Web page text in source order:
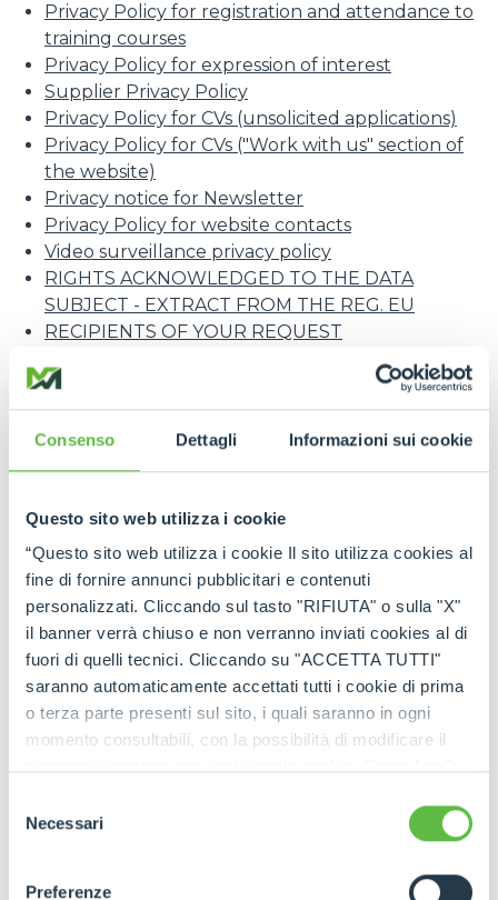
Consenso Dettagli Informazioni sui cookie
Questo sito web utilizza i cookie
“Questo sito web utilizza i cookie Il sito utilizza cookies al
fine di fornire annunci pubblicitari e contenuti
personalizzati. Cliccando sul tasto "RIFIUTA" o sulla "X"
il banner verrà chiuso e non verranno inviati cookies al di
fuori di quelli tecnici. Cliccando su "ACCETTA TUTTI"
saranno automaticamente accettati tutti i cookie di prima
o terza parte presenti sul sito, i quali saranno in ogni
momento consultabili, con la possibilità di modificare il
ogni pagina, selezionare "Modifichi il suo consenso" e
dell'informativa completa nel footer presente in ogni
delNecessari
Preferenze
Privacy Policy for registration and attendance to
training courses
Privacy Policy for expression of interest
Supplier Privacy Policy
Privacy Policy for CVs (unsolicited applications)
Privacy Policy for CVs ("Work with us" section of
the website)
Privacy notice for Newsletter
Privacy Policy for website contacts
Video surveillance privacy policy
RIGHTS ACKNOWLEDGED TO THE DATA
SUBJECT - EXTRACT FROM THE REG. EU
RECIPIENTS OF YOUR REQUEST
MerloMobility
MerloMobility Customer information